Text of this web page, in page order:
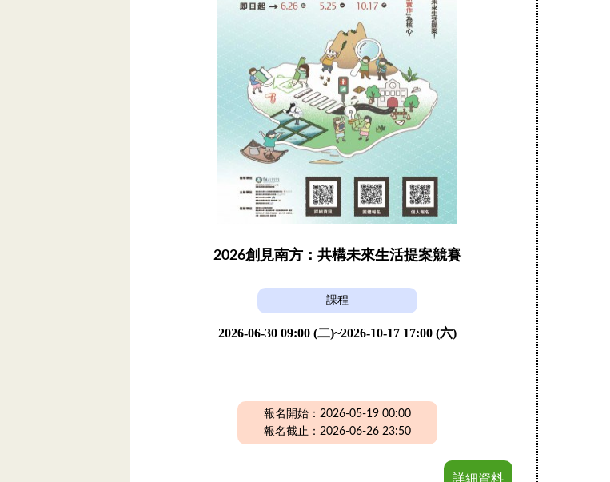
2026創見南方：共構未來生活提案競賽
課程
2026-06-30 09:00 (二)~2026-10-17 17:00 (六)
報名開始：2026-05-19 00:00
報名截止：2026-06-26 23:50
詳細資料